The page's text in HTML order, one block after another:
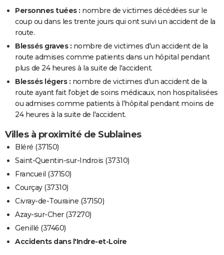
Personnes tuées : nombre de victimes décédées sur le
coup ou dans les trente jours qui ont suivi un accident de la
route.
Blessés graves : nombre de victimes d'un accident de la
route admises comme patients dans un hôpital pendant
plus de 24 heures à la suite de l'accident.
Blessés légers : nombre de victimes d'un accident de la
route ayant fait l'objet de soins médicaux, non hospitalisées
ou admises comme patients à l'hôpital pendant moins de
24 heures à la suite de l'accident.
Villes à proximité de Sublaines
Bléré (37150)
Saint-Quentin-sur-Indrois (37310)
Francueil (37150)
Courçay (37310)
Civray-de-Touraine (37150)
Azay-sur-Cher (37270)
Genillé (37460)
Accidents dans l'Indre-et-Loire